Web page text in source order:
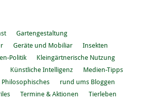
Gartengestaltung
Geräte und Mobiliar
Insekten
Politik
Kleingärtnerische Nutzung
Künstliche Intelligenz
Medien-Tipps
Philosophisches
rund ums Bloggen
Termine & Aktionen Tierleben